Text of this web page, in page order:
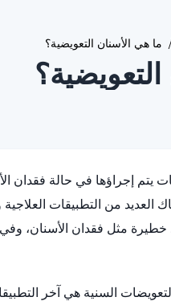
ما هي الأسنان التعويضية؟
يتم إجراؤها في حالة فقدان
من التطبيقات
مثل فقدان الأسنان،
السنية هي آخر